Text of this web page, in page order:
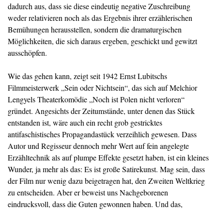
dadurch aus, dass sie diese eindeutig negative Zuschreibung
weder relativieren noch als das Ergebnis ihrer erzählerischen
Bemühungen herausstellen, sondern die dramaturgischen
Möglichkeiten, die sich daraus ergeben, geschickt und gewitzt
ausschöpfen.
Wie das gehen kann, zeigt seit 1942 Ernst Lubitschs
Filmmeisterwerk „Sein oder Nichtsein“, das sich auf Melchior
Lengyels Theaterkomödie „Noch ist Polen nicht verloren“
gründet. Angesichts der Zeitumstände, unter denen das Stück
entstanden ist, wäre auch ein recht grob gestricktes
antifaschistisches Propagandastück verzeihlich gewesen. Dass
Autor und Regisseur dennoch mehr Wert auf fein angelegte
Erzähltechnik als auf plumpe Effekte gesetzt haben, ist ein kleines
Wunder, ja mehr als das: Es ist große Satirekunst. Mag sein, dass
der Film nur wenig dazu beigetragen hat, den Zweiten Weltkrieg
zu entscheiden. Aber er beweist uns Nachgeborenen
eindrucksvoll, dass die Guten gewonnen haben. Und das,